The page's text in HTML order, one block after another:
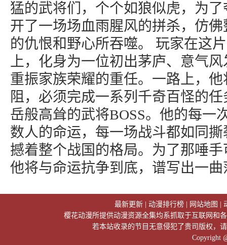
猛的武将们，个个如狼似虎，为
开了一场场血雨腥风的拼杀，仿
的仇恨和野心所吞噬。 玩家在这
上，化身为一位初出茅庐、意气
重振家族荣耀的重任。一路上，
阻，必须完成一系列千奇百怪的
岳般高耸的武将BOSS。他的每一
数人的命运，每一场战斗都如同
撼着整个战国的格局。为了那唾手
他将与命运抗争到底，谱写出一
最新更新 动漫排行榜 网站地图
樱花动漫所提供动漫资源全集均系抓取于互联网和
若本站收录的节目无意侵犯了贵司版权，
Copyright